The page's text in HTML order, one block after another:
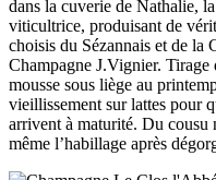
dans la cuverie de Nathalie,
viticultrice, produisant de
choisis du Sézannais et de la
Champagne J.Vignier.
mousse sous liège au
vieillissement sur lattes pour
arrivent à maturité. Du cousu
même l’habillage après